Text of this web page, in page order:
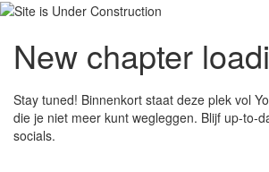
New chapter
Stay tuned! Binnenkort staat deze plek vol
die je niet meer kunt wegleggen. Blijf up-to-
socials.